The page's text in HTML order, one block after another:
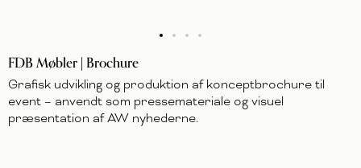
FDB Møbler | Brochure
Grafisk udvikling og produktion af konceptbrochure til
event – anvendt som pressemateriale og visuel
præsentation af AW nyhederne.